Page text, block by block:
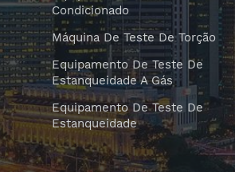
Condicionado
Máquina De Teste De Torção
Equipamento De Teste De
Estanqueidade A Gás
Equipamento De Teste De
Estanqueidade